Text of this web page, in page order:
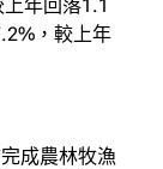
年回落1.1
，較上年
成農林牧漁